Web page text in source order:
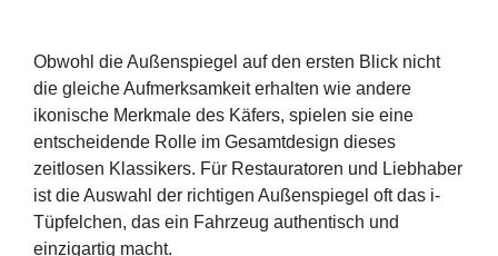
Obwohl die Außenspiegel auf den ersten Blick nicht
die gleiche Aufmerksamkeit erhalten wie andere
ikonische Merkmale des Käfers, spielen sie eine
entscheidende Rolle im Gesamtdesign dieses
zeitlosen Klassikers. Für Restauratoren und Liebhaber
ist die Auswahl der richtigen Außenspiegel oft das i-
Tüpfelchen, das ein Fahrzeug authentisch und
einzigartig macht.